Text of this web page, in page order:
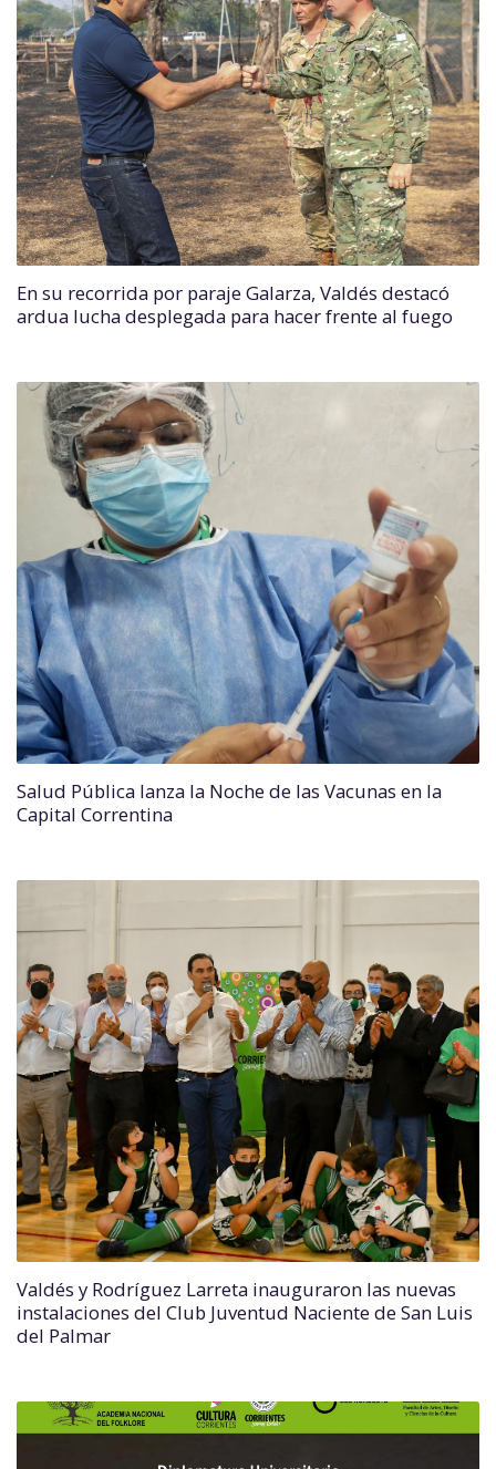
En su recorrida por paraje Galarza, Valdés destacó
ardua lucha desplegada para hacer frente al fuego
Salud Pública lanza la Noche de las Vacunas en la
Capital Correntina
Valdés y Rodríguez Larreta inauguraron las nuevas
instalaciones del Club Juventud Naciente de San Luis
del Palmar